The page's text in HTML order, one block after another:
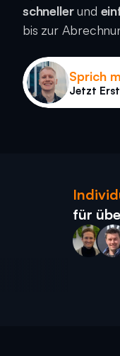
schneller und
bis zur
Sprich
Jetzt
für